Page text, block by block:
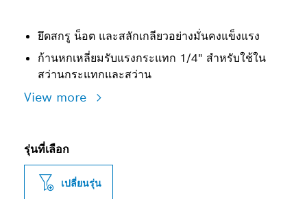
ยึดสกรู น็อต และสลักเกลียวอย่างมั่นคงแข็งแรง
ก้านหกเหลี่ยมรับแรงกระแทก 1/4" สำหรับใช้ใน
สว่านกระแทกและสว่าน
View more
รุ่นที่เลือก
เปลี่ยนรุ่น